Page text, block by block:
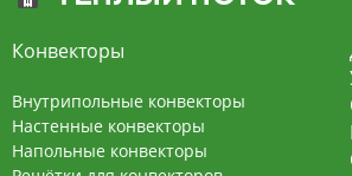
конвекцией на 220В. За счет
вентилятора создает
конвекцию, что позволяет
помещения большой площади.
Конвекторы
Внутрипольные конвекторы
Настенные конвекторы
Напольные конвекторы